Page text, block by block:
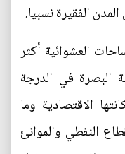
الفقيرة نسبيا.
العشوائية أكثر
البصرة في الدرجة
الاقتصادية وما
النفطي والموانئ